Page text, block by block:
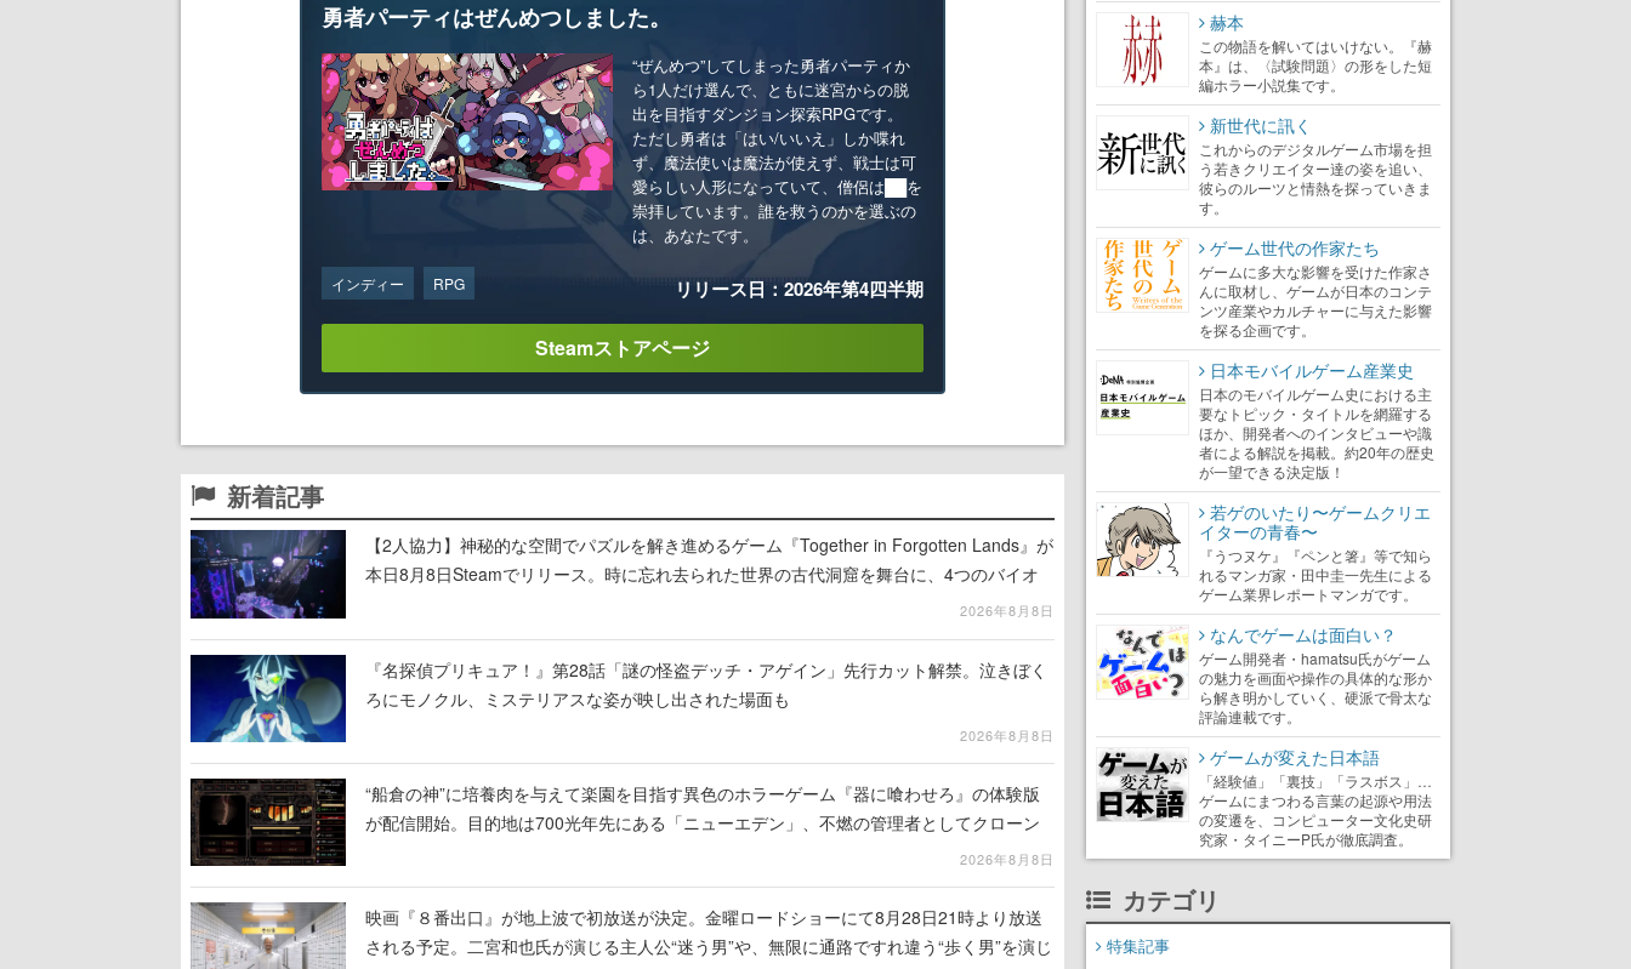
勇者パーティはぜんめつしました。
“ぜんめつ”してしまった勇者パーティか
ら1人だけ選んで、ともに迷宮からの脱
出を目指すダンジョン探索RPGです。
ただし勇者は「はい/いいえ」しか喋れ
ず、魔法使いは魔法が使えず、戦士は可
愛らしい人形になっていて、僧侶は██を
崇拝しています。誰を救うのかを選ぶの
は、あなたです。
インディー RPG リリース日：2026年第4四半期
Steamストアページ
新着記事
【2人協力】神秘的な空間でパズルを解き進めるゲーム『Together in Forgotten Lands』が
本日8月8日Steamでリリース。時に忘れ去られた世界の古代洞窟を舞台に、4つのバイオ
2026年8月8日
『名探偵プリキュア！』第28話「謎の怪盗デッチ・アゲイン」先行カット解禁。泣きぼく
ろにモノクル、ミステリアスな姿が映し出された場面も
2026年8月8日
“船倉の神”に培養肉を与えて楽園を目指す異色のホラーゲーム『器に喰わせろ』の体験版
が配信開始。目的地は700光年先にある「ニューエデン」、不燃の管理者としてクローン
2026年8月8日
映画『８番出口』が地上波で初放送が決定。金曜ロードショーにて8月28日21時より放送
される予定。二宮和也氏が演じる主人公“迷う男”や、無限に通路ですれ違う“歩く男”を演じ
赫本
この物語を解いてはいけない。『赫
本』は、〈試験問題〉の形をした短
編ホラー小説集です。
新世代に訊く
これからのデジタルゲーム市場を担
う若きクリエイター達の姿を追い、
彼らのルーツと情熱を探っていきま
す。
ゲーム世代の作家たち
ゲームに多大な影響を受けた作家さ
んに取材し、ゲームが日本のコンテ
ンツ産業やカルチャーに与えた影響
を探る企画です。
日本モバイルゲーム産業史
日本のモバイルゲーム史における主
要なトピック・タイトルを網羅する
ほか、開発者へのインタビューや識
者による解説を掲載。約20年の歴史
が一望できる決定版！
若ゲのいたり〜ゲームクリエ
イターの青春〜
『うつヌケ』『ペンと箸』等で知ら
れるマンガ家・田中圭一先生による
ゲーム業界レポートマンガです。
なんでゲームは面白い？
ゲーム開発者・hamatsu氏がゲーム
の魅力を画面や操作の具体的な形か
ら解き明かしていく、硬派で骨太な
評論連載です。
ゲームが変えた日本語
「経験値」「裏技」「ラスボス」…
ゲームにまつわる言葉の起源や用法
の変遷を、コンピューター文化史研
究家・タイニーP氏が徹底調査。
カテゴリ
特集記事